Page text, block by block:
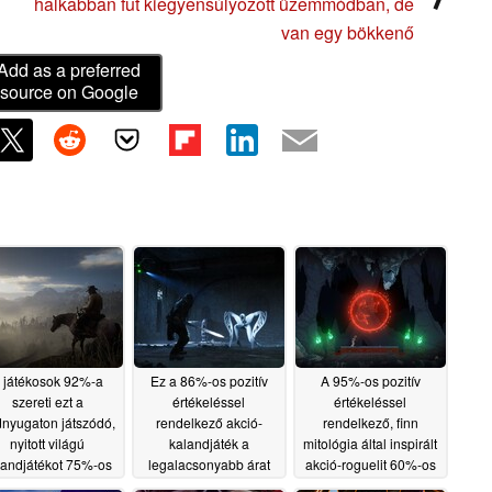
van egy bökkenő
as a preferred
source on Google
játékosok 92%-a
szereti ezt a
játszódó,
nyitott világú
75%-os
Ez a 86%-os pozitív
értékeléssel
rendelkező akció-
kalandjáték a
legalacsonyabb árat
A 95%-os pozitív
értékeléssel
rendelkező, finn
mitológia által inspirált
akció-roguelit 60%-os